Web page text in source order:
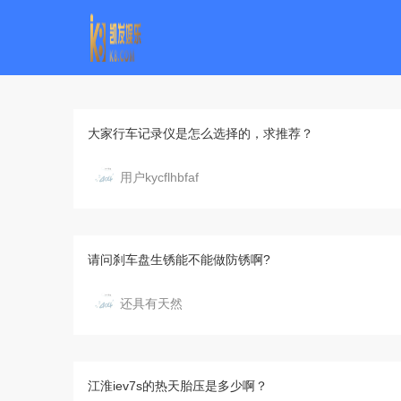
电动瓦力-k8凯发
大家行车记录仪是怎么选择的，求推荐？
用户kycflhbfaf
请问刹车盘生锈能不能做防锈啊?
还具有天然
江淮iev7s的热天胎压是多少啊？